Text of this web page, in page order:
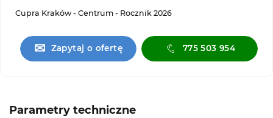
Cupra Kraków - Centrum - Rocznik 2026
✉ Zapytaj o ofertę 775 503 954
Parametry techniczne